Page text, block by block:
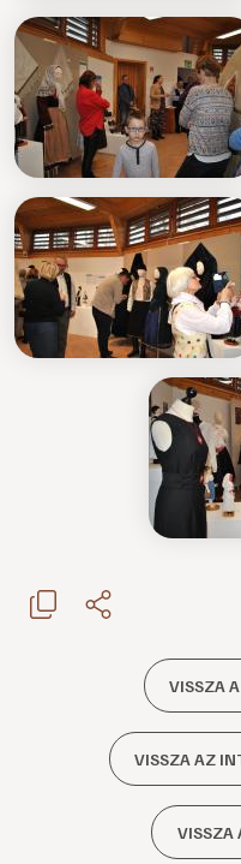
VISSZA
VISSZA AZ
VISSZA